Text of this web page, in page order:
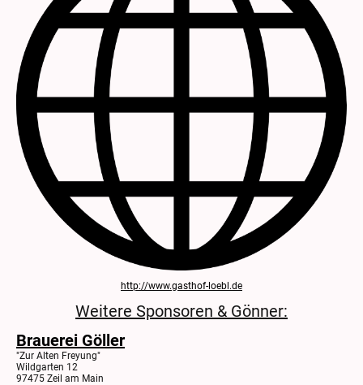
http://www.gasthof-loebl.de
Weitere Sponsoren & Gönner:
Brauerei Göller
"Zur Alten Freyung"
Wildgarten 12
97475 Zeil am Main